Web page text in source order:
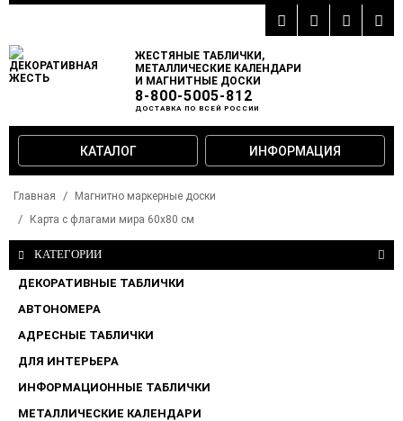
ЖЕСТЯНЫЕ ТАБЛИЧКИ,
МЕТАЛЛИЧЕСКИЕ КАЛЕНДАРИ
И МАГНИТНЫЕ ДОСКИ
8-800-5005-812
ДОСТАВКА ПО ВСЕЙ РОССИИ
КАТАЛОГ ИНФОРМАЦИЯ
Главная
Магнитно маркерные доски
Карта с флагами мира 60х80 см
КАТЕГОРИИ
ДЕКОРАТИВНЫЕ ТАБЛИЧКИ
АВТОНОМЕРА
АДРЕСНЫЕ ТАБЛИЧКИ
ДЛЯ ИНТЕРЬЕРА
ИНФОРМАЦИОННЫЕ ТАБЛИЧКИ
МЕТАЛЛИЧЕСКИЕ КАЛЕНДАРИ